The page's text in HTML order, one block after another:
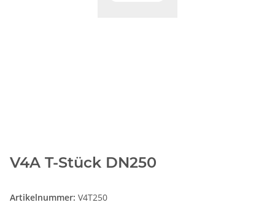
V4A T-Stück DN250
Artikelnummer: V4T250